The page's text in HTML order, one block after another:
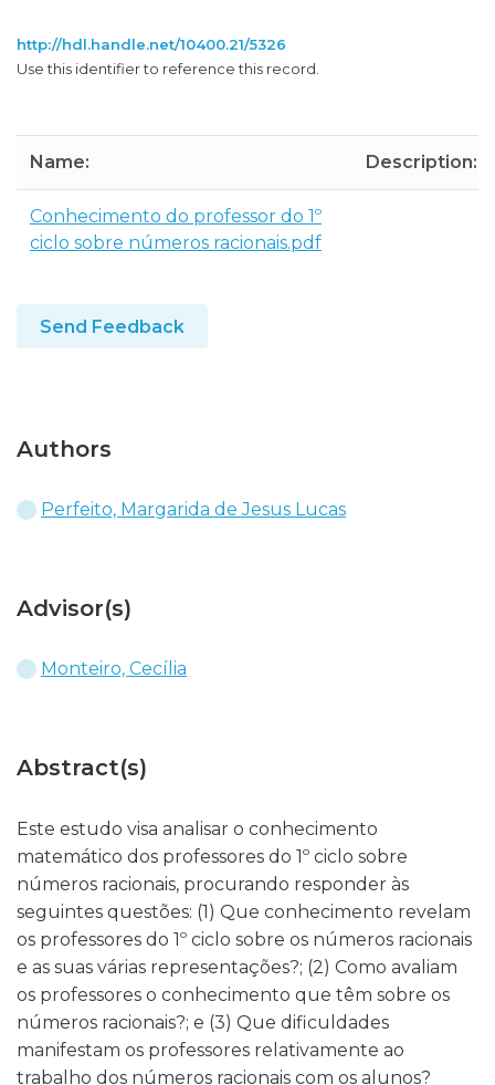
http://hdl.handle.net/10400.21/5326
Use this identifier to reference this record.
Name: Description:
Conhecimento do professor do 1º
ciclo sobre números racionais.pdf
Send Feedback
Authors
Perfeito, Margarida de Jesus Lucas
Advisor(s)
Monteiro, Cecília
Abstract(s)
Este estudo visa analisar o conhecimento
matemático dos professores do 1º ciclo sobre
números racionais, procurando responder às
seguintes questões: (1) Que conhecimento revelam
os professores do 1º ciclo sobre os números racionais
e as suas várias representações?; (2) Como avaliam
os professores o conhecimento que têm sobre os
números racionais?; e (3) Que dificuldades
manifestam os professores relativamente ao
trabalho dos números racionais com os alunos?